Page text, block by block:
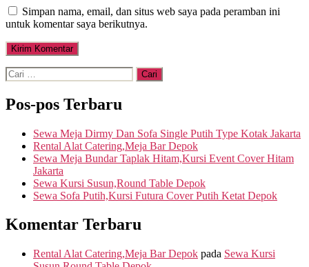
Simpan nama, email, dan situs web saya pada peramban ini
untuk komentar saya berikutnya.
Cari:
Pos-pos Terbaru
Sewa Meja Dirmy Dan Sofa Single Putih Type Kotak Jakarta
Rental Alat Catering,Meja Bar Depok
Sewa Meja Bundar Taplak Hitam,Kursi Event Cover Hitam
Jakarta
Sewa Kursi Susun,Round Table Depok
Sewa Sofa Putih,Kursi Futura Cover Putih Ketat Depok
Komentar Terbaru
Rental Alat Catering,Meja Bar Depok pada Sewa Kursi